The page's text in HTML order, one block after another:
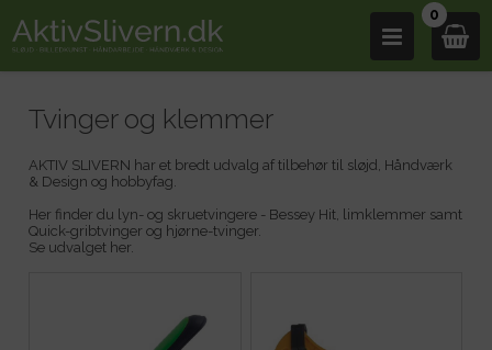
0
Tvinger og klemmer
AKTIV SLIVERN har et bredt udvalg af tilbehør til sløjd, Håndværk
& Design og hobbyfag.
Her finder du lyn- og skruetvingere - Bessey Hit, limklemmer samt
Quick-gribtvinger og hjørne-tvinger.
Se udvalget her.